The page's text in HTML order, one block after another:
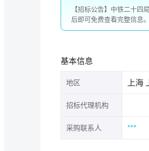
【招标公告】中铁二十
后即可免费查看完整信息。
基本信息
地区 上海
招标代理机构
采购联系人 ***